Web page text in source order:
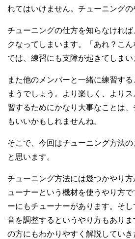
れてはいけません。チューニングの
チューニングの仕方を知らなけれ
クなってしまいます。「あれ？こ
では、練習にも支障が起きてしまい
また他のメンバーと一緒に練習す
まうでしょう。より楽しく、より
習するためにかなり大事なことは
もいいかもしれませんね。
そこで、今回はチューニング方法
と思います。
チューニング方法には幾つかやり
ューナーという機材を使うやり方
ーにもチューナーがあります。そ
音を調整するというやり方もあり
の方にもわかりやすく解説していき